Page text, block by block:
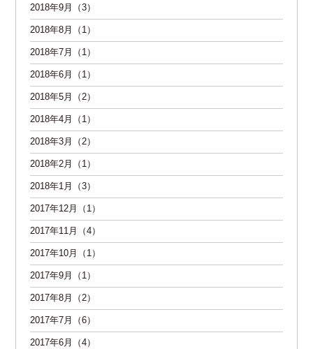
2018年9月（3）
2018年8月（1）
2018年7月（1）
2018年6月（1）
2018年5月（2）
2018年4月（1）
2018年3月（2）
2018年2月（1）
2018年1月（3）
2017年12月（1）
2017年11月（4）
2017年10月（1）
2017年9月（1）
2017年8月（2）
2017年7月（6）
2017年6月（4）